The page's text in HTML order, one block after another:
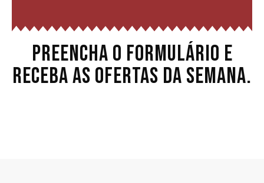
PREENCHA O FORMULÁRIO E
RECEBA AS OFERTAS DA SEMANA.